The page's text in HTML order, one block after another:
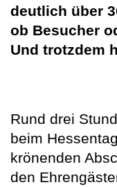
deutlich über
ob Besucher
Und trotzdem
Rund drei
beim
krönenden
den